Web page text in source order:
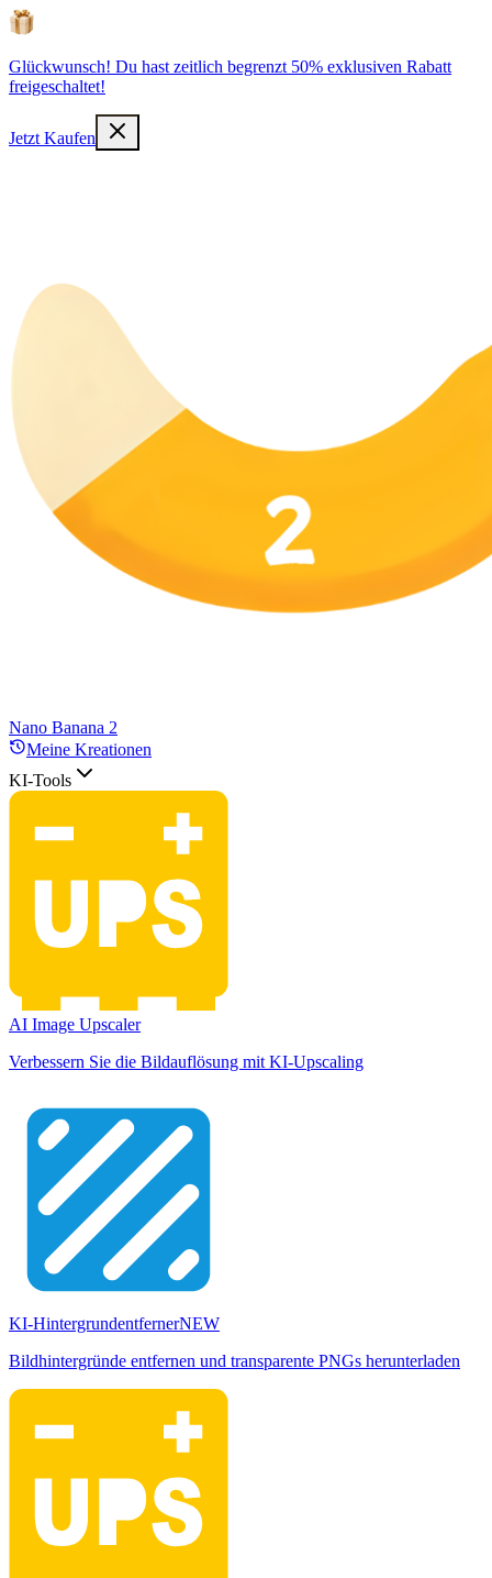
Glückwunsch! Du hast zeitlich begrenzt 50% exklusiven Rabatt
freigeschaltet!
Jetzt Kaufen
Nano Banana 2
Meine Kreationen
KI-Tools
AI Image Upscaler
Verbessern Sie die Bildauflösung mit KI-Upscaling
KI-HintergrundentfernerNEW
Bildhintergründe entfernen und transparente PNGs herunterladen